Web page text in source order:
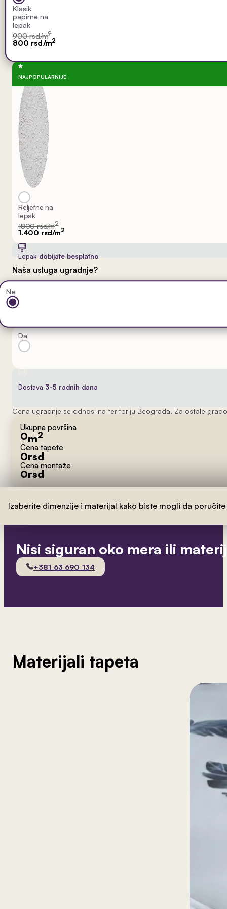
Klasik
papirne na
lepak
900 rsd/m2
800 rsd/m2
NAJPOPULARNIJE
Reljefne na
lepak
1800 rsd/m2
1.400 rsd/m2
Lepak dobijate besplatno
Naša usluga ugradnje?
Ne
Da
Dostava 3-5 radnih dana
Cena ugradnje se odnosi na teritoriju Beograda. Za ostale
Ukupna površina
0m2
Cena tapete
0rsd
Cena montaže
0rsd
Izaberite dimenzije i materijal kako biste mogli da
Nisi siguran oko mera ili
+381 63 690 134
Materijali tapeta